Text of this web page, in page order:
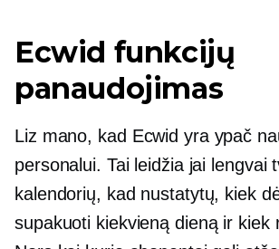
Ecwid funkcijų
panaudojimas
Liz mano, kad Ecwid yra ypač
personalui. Tai leidžia jai lengvai
kalendorių, kad nustatytų, kiek
supakuoti kiekvieną dieną ir kiek